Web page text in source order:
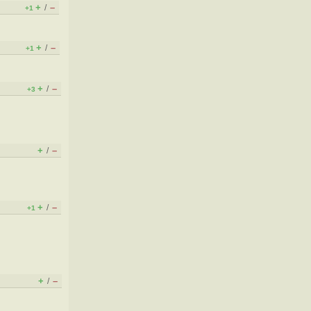
+1 + / –
+1 + / –
+3 + / –
+ / –
+1 + / –
+ / –